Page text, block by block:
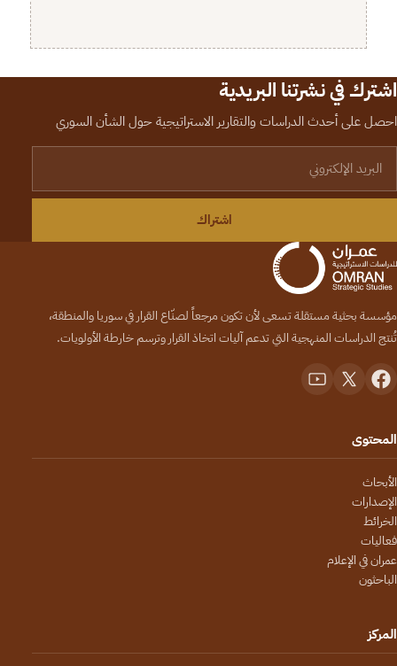
اشترك في نشرتنا البريدية
احصل على أحدث الدراسات والتقارير الاستراتيجية حول الشأن السوري
اشتراك
مؤسسة بحثية مستقلة تسعى لأن تكون مرجعاً لصنّاع القرار في سوريا والمنطقة،
تُنتج الدراسات المنهجية التي تدعم آليات اتخاذ القرار وترسم خارطة الأولويات.
المحتوى
الأبحاث
الإصدارات
الخرائط
فعاليات
عمران في الإعلام
الباحثون
المركز